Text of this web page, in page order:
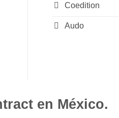
Coedition
Audo
en México.